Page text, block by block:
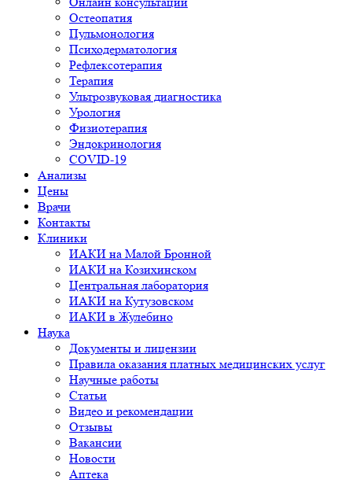
Остеопатия
Пульмонология
Психодерматология
Рефлексотерапия
Терапия
Ультрозвуковая диагностика
Урология
Физиотерапия
Эндокринология
COVID-19
Анализы
Цены
Врачи
Контакты
Клиники
ИАКИ на Малой Бронной
ИАКИ на Козихинском
Центральная лаборатория
ИАКИ на Кутузовском
ИАКИ в Жулебино
Наука
Документы и лицензии
Правила оказания платных медицинских услуг
Научные работы
Статьи
Видео и рекомендации
Отзывы
Вакансии
Новости
Аптека